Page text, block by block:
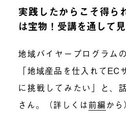
実践したからこそ得ら
は宝物！受講を通して
地域バイヤープログラム
「地域産品を仕入れてEC
に挑戦してみたい」と、
さん。（詳しくは前編から）